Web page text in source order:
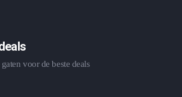
voor de beste deals